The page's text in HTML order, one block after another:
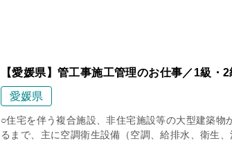
【愛媛県】管工事施工管理のお仕事／1級・
愛媛県
○住宅を伴う複合施設、非住宅施設等の大型建築物
るまで、主に空調衛生設備（空調、給排水、衛生